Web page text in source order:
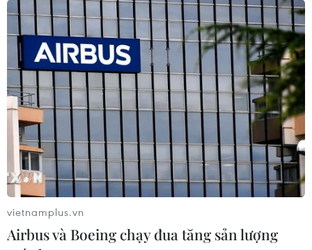
vietnamplus.vn
Airbus và Boeing chạy đua tăng sản lượng